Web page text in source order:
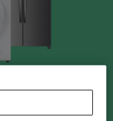
voir les produits